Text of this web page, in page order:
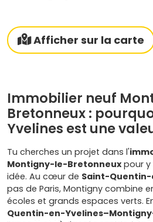
Afficher sur la carte
Immobilier neuf
Bretonneux :
Yvelines est une
Tu cherches un projet dans l'
Montigny-le-Bretonneuxpour y
idée. Au cœur de Saint-
pas de Paris, Montigny combine
écoles et grands espaces verts.
Quentin-en-